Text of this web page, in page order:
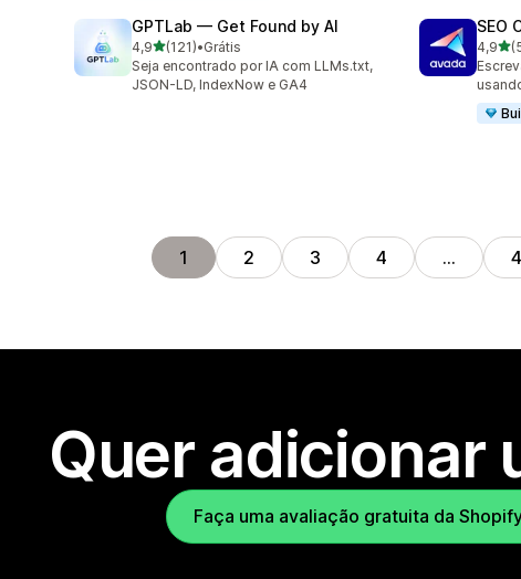
GPTLab — Get Found by AI
4,9de 5 estrelas
(121)
121 avaliações ao todo
•Grátis
Seja encontrado por IA com LLMs.txt,
JSON-LD, IndexNow e GA4
SEO
4,9de
533
1 2 3 4 …
Quer adicionar
Faça uma avaliação gratuita da